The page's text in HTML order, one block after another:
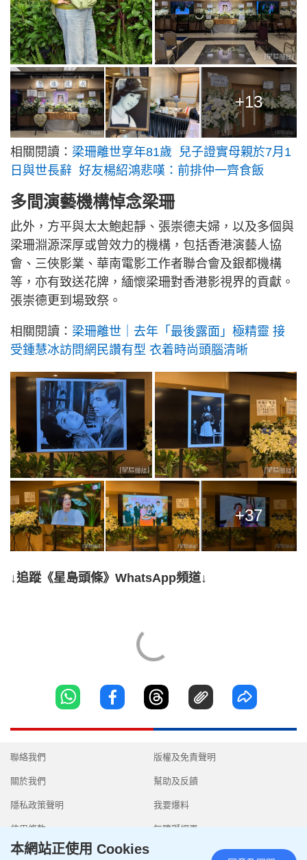
+13
相關閱讀： 梁珊離世享年81歲 兒子證實母親於7月1
日與世長辭 好友楊紹鴻悲嘆：前排仲一齊食飯
多間演藝機構悼念梁珊
此外，方平與太太鮑起靜、張崇德夫婦，以及多個與
梁珊淵源深厚或曾效力的機構，包括香港演藝人協
會、三俠影業、華南電影工作者聯合會及銀都機構
等，亦有致送花牌，緬懷梁珊對香港影視界的貢獻。
張崇德更到場致祭。
相關閱讀： 梁珊離世｜去年「最後露面」極精靈 接
受鍾慧冰訪問網民讚有型 衣着時尚頭腦清晰
+37
↓追蹤《星島頭條》WhatsApp頻道↓
聯絡我們
關於我們
隱私政策聲明
使用條款
版權及免責聲明
幫助及反饋
我要爆料
無障礙網頁
本網站正使用 Cookies